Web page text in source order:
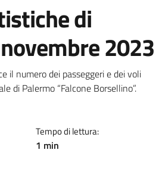
di
2023
notizia
il numero dei passeggeri e dei voli
di Palermo “Falcone Borsellino”.
Tempo di lettura:
1 min